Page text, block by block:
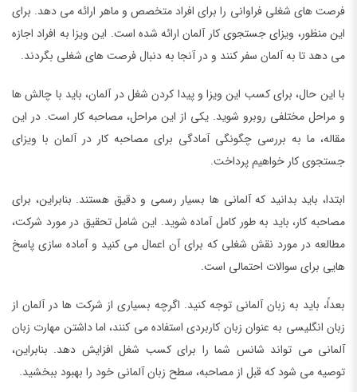
فرصت های شغلی فراوانی را برای افراد متخصص و ماهر ارائه می دهد. برای
این منظور، ویزای جستجوی کار آلمان ارائه شده است. این ویزا به افراد اجازه
می دهد تا به آلمان سفر کنند و در آنجا به دنبال فرصت های شغلی بگردند.
با این حال، برای کسب این ویزا و پیدا کردن شغل در آلمان، باید با چالش ها
و مراحل مختلفی روبرو شوید. یکی از این مراحل، مصاحبه کار است. در این
مقاله، ما به بررسی چگونگی آمادگی برای مصاحبه کار در آلمان با ویزای
جستجوی کار خواهیم پرداخت.
ابتدا، باید بدانید که آلمانی ها بسیار رسمی و دقیق هستند. بنابراین، برای
مصاحبه کار، باید به طور کامل آماده شوید. این شامل تحقیق در مورد شرکت،
مطالعه در مورد نقش شغلی که برای آن اعمال می کنید و آماده سازی پاسخ
هایی برای سوالات احتمالی است.
بعداً، باید به زبان آلمانی توجه کنید. اگرچه بسیاری از شرکت ها در آلمان از
زبان انگلیسی به عنوان زبان کاربردی استفاده می کنند، اما داشتن مهارت زبان
آلمانی می تواند شانس شما را برای کسب شغل افزایش دهد. بنابراین،
توصیه می شود که قبل از مصاحبه، سطح زبان آلمانی خود را بهبود ببخشید.